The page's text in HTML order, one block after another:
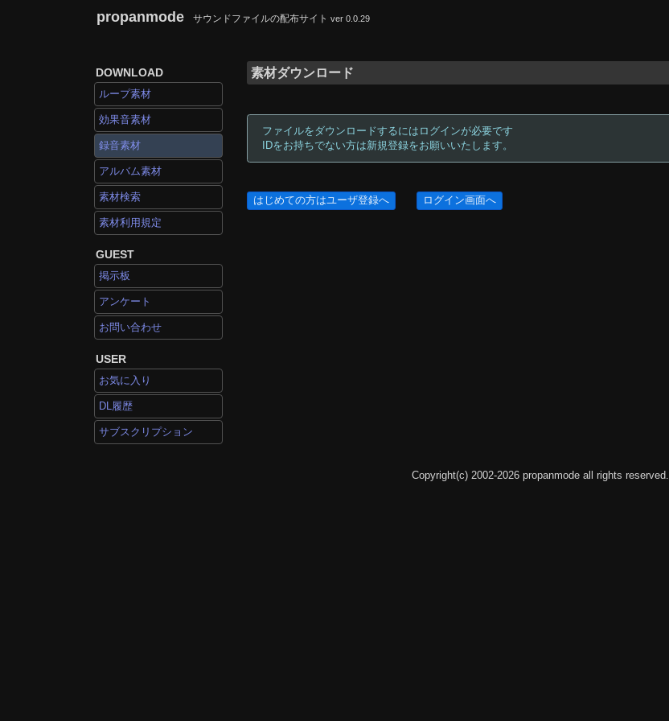
propanmode サウンドファイルの配布サイト ver 0.0.29
DOWNLOAD
ループ素材
効果音素材
録音素材
アルバム素材
素材検索
素材利用規定
GUEST
掲示板
アンケート
お問い合わせ
USER
お気に入り
DL履歴
サブスクリプション
素材ダウンロード
ファイルをダウンロードするにはログインが必要です
IDをお持ちでない方は新規登録をお願いいたします。
はじめての方はユーザ登録へ ログイン画面へ
Copyright(c) 2002-2026 propanmode all rights reserved.